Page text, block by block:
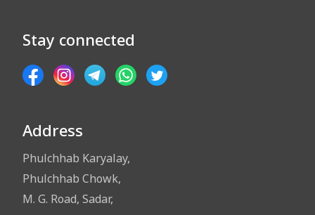
Stay connected
Address
Phulchhab Karyalay,
Phulchhab Chowk,
M. G. Road, Sadar,